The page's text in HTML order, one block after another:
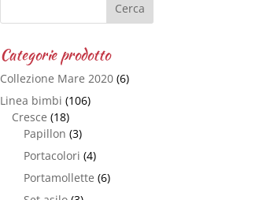
Categorie prodotto
Collezione Mare 2020 (6)
Linea bimbi (106)
Cresce (18)
Papillon (3)
Portacolori (4)
Portamollette (6)